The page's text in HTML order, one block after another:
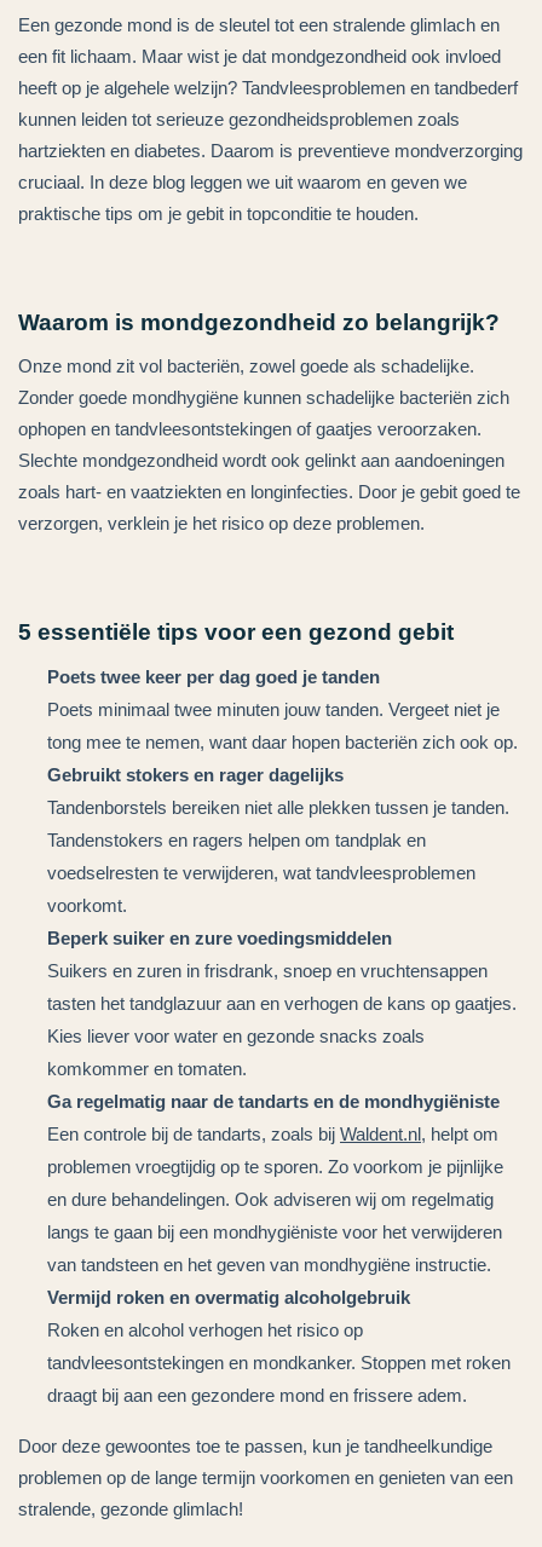
Een gezonde mond is de sleutel tot een stralende glimlach en
een fit lichaam. Maar wist je dat mondgezondheid ook invloed
heeft op je algehele welzijn? Tandvleesproblemen en tandbederf
kunnen leiden tot serieuze gezondheidsproblemen zoals
hartziekten en diabetes. Daarom is preventieve mondverzorging
cruciaal. In deze blog leggen we uit waarom en geven we
praktische tips om je gebit in topconditie te houden.
Waarom is mondgezondheid zo belangrijk?
Onze mond zit vol bacteriën, zowel goede als schadelijke.
Zonder goede mondhygiëne kunnen schadelijke bacteriën zich
ophopen en tandvleesontstekingen of gaatjes veroorzaken.
Slechte mondgezondheid wordt ook gelinkt aan aandoeningen
zoals hart- en vaatziekten en longinfecties. Door je gebit goed te
verzorgen, verklein je het risico op deze problemen.
5 essentiële tips voor een gezond gebit
Poets twee keer per dag goed je tanden
Poets minimaal twee minuten jouw tanden. Vergeet niet je
tong mee te nemen, want daar hopen bacteriën zich ook op.
Gebruikt stokers en rager dagelijks
Tandenborstels bereiken niet alle plekken tussen je tanden.
Tandenstokers en ragers helpen om tandplak en
voedselresten te verwijderen, wat tandvleesproblemen
voorkomt.
Beperk suiker en zure voedingsmiddelen
Suikers en zuren in frisdrank, snoep en vruchtensappen
tasten het tandglazuur aan en verhogen de kans op gaatjes.
Kies liever voor water en gezonde snacks zoals
komkommer en tomaten.
Ga regelmatig naar de tandarts en de mondhygiëniste
Een controle bij de tandarts, zoals bij Waldent.nl, helpt om
problemen vroegtijdig op te sporen. Zo voorkom je pijnlijke
en dure behandelingen. Ook adviseren wij om regelmatig
langs te gaan bij een mondhygiëniste voor het verwijderen
van tandsteen en het geven van mondhygiëne instructie.
Vermijd roken en overmatig alcoholgebruik
Roken en alcohol verhogen het risico op
tandvleesontstekingen en mondkanker. Stoppen met roken
draagt bij aan een gezondere mond en frissere adem.
Door deze gewoontes toe te passen, kun je tandheelkundige
problemen op de lange termijn voorkomen en genieten van een
stralende, gezonde glimlach!